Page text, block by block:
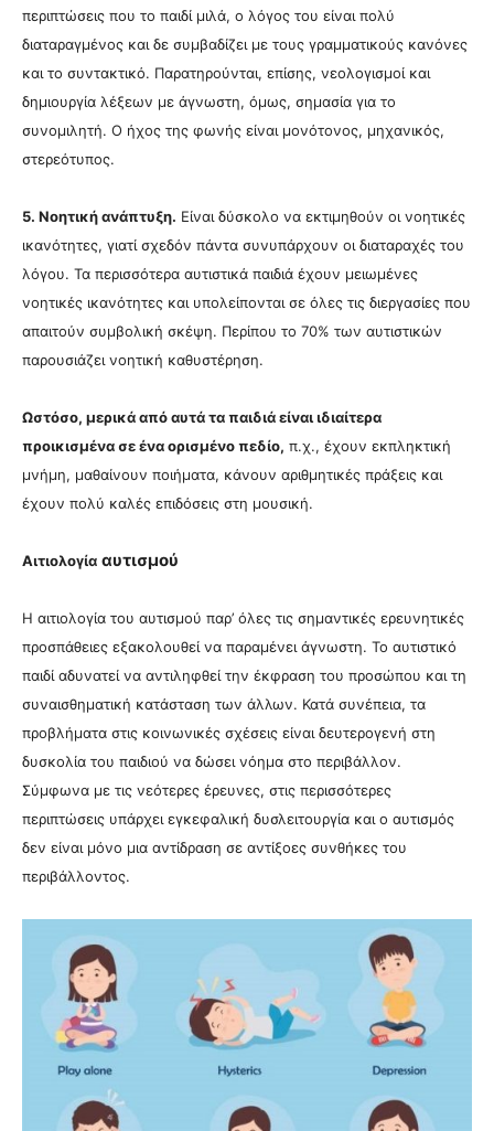
περιπτώσεις που το παιδί μιλά, ο λόγος του είναι πολύ
διαταραγμένος και δε συμβαδίζει με τους γραμματικούς κανόνες
και το συντακτικό. Παρατηρούνται, επίσης, νεολογισμοί και
δημιουργία λέξεων με άγνωστη, όμως, σημασία για το
συνομιλητή. Ο ήχος της φωνής είναι μονότονος, μηχανικός,
στερεότυπος.
5. Νοητική ανάπτυξη. Είναι δύσκολο να εκτιμηθούν οι νοητικές
ικανότητες, γιατί σχεδόν πάντα συνυπάρχουν οι διαταραχές του
λόγου. Τα περισσότερα αυτιστικά παιδιά έχουν μειωμένες
νοητικές ικανότητες και υπολείπονται σε όλες τις διεργασίες που
απαιτούν συμβολική σκέψη. Περίπου το 70% των αυτιστικών
παρουσιάζει νοητική καθυστέρηση.
Ωστόσο, μερικά από αυτά τα παιδιά είναι ιδιαίτερα
προικισμένα σε ένα ορισμένο πεδίο, π.χ., έχουν εκπληκτική
μνήμη, μαθαίνουν ποιήματα, κάνουν αριθμητικές πράξεις και
έχουν πολύ καλές επιδόσεις στη μουσική.
Αιτιολογία αυτισμού
Η αιτιολογία του αυτισμού παρ’ όλες τις σημαντικές ερευνητικές
προσπάθειες εξακολουθεί να παραμένει άγνωστη. Το αυτιστικό
παιδί αδυνατεί να αντιληφθεί την έκφραση του προσώπου και τη
συναισθηματική κατάσταση των άλλων. Κατά συνέπεια, τα
προβλήματα στις κοινωνικές σχέσεις είναι δευτερογενή στη
δυσκολία του παιδιού να δώσει νόημα στο περιβάλλον.
Σύμφωνα με τις νεότερες έρευνες, στις περισσότερες
περιπτώσεις υπάρχει εγκεφαλική δυσλειτουργία και ο αυτισμός
δεν είναι μόνο μια αντίδραση σε αντίξοες συνθήκες του
περιβάλλοντος.